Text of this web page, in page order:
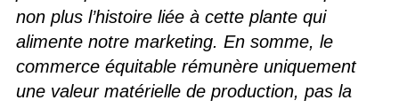
non plus l’histoire liée à cette plante qui
alimente notre marketing. En somme, le
commerce équitable rémunère uniquement
une valeur matérielle de production, pas la